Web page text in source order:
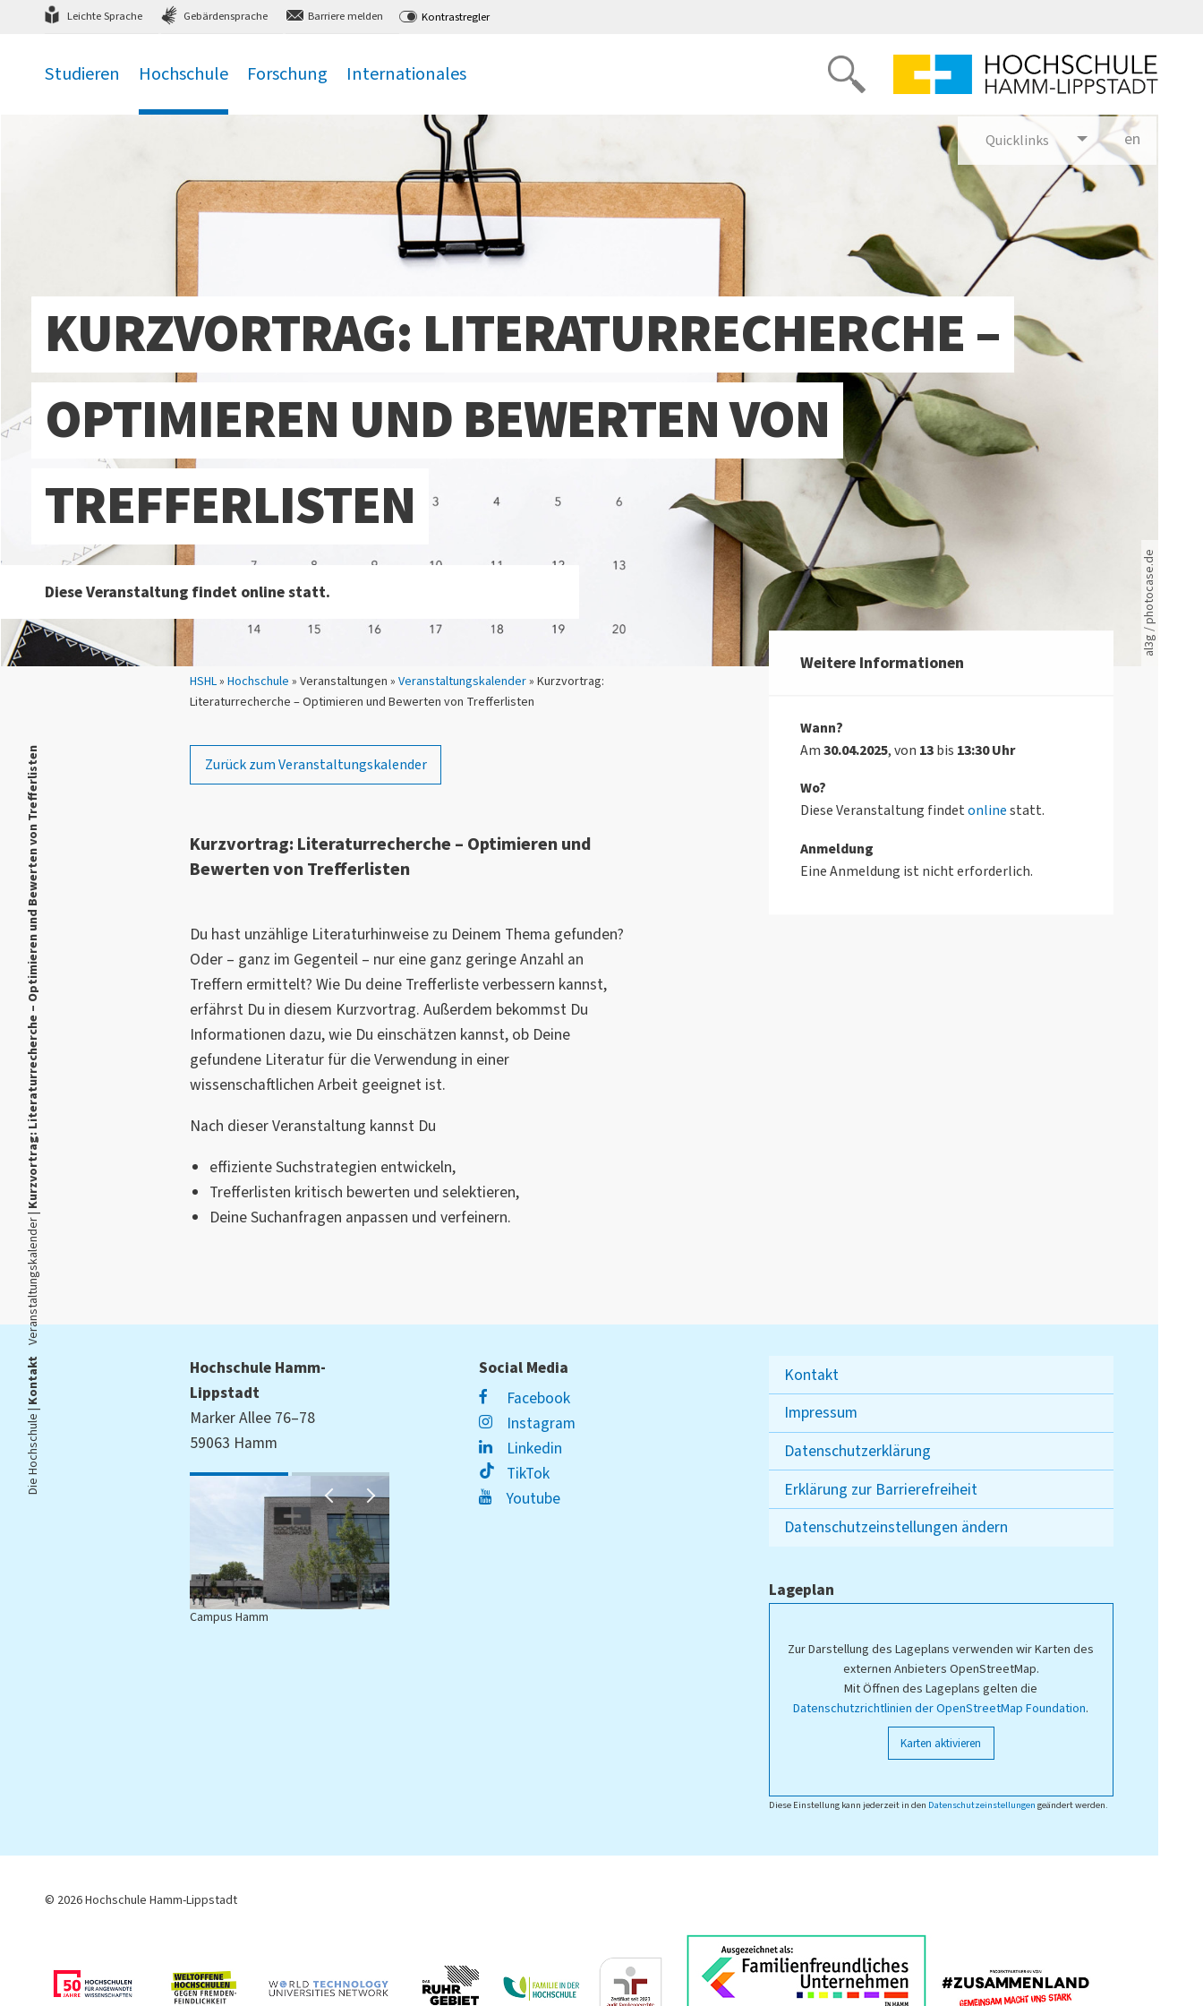
zum Hauptmenü zum Inhalt,
Leichte Sprache Gebärdensprache Barriere melden Kontrastregler
Studieren Hochschule Forschung Internationales
Quicklinks en
Sie sind hier:
HSHL» Hochschule » Veranstaltungen » Veranstaltungskalender» Kurzvortrag:
Literaturrecherche – Optimieren und Bewerten von Trefferlisten
Rote leere Sitzreihen
al3g / photocase.de
KURZVORTRAG: LITERATURRECHERCHE –
OPTIMIEREN UND BEWERTEN VON
TREFFERLISTEN
Diese Veranstaltung findet online statt.
Veranstaltungskalender |
Kurzvortrag: Literaturrecherche – Optimieren und Bewerten von Trefferlisten Zurück zum Veranstaltungskalender
Kurzvortrag: Literaturrecherche – Optimieren und
Bewerten von Trefferlisten
Du hast unzählige Literaturhinweise zu Deinem Thema gefunden?
Oder – ganz im Gegenteil – nur eine ganz geringe Anzahl an
Treffern ermittelt? Wie Du deine Trefferliste verbessern kannst,
erfährst Du in diesem Kurzvortrag. Außerdem bekommst Du
Informationen dazu, wie Du einschätzen kannst, ob Deine
gefundene Literatur für die Verwendung in einer
wissenschaftlichen Arbeit geeignet ist.
Nach dieser Veranstaltung kannst Du
effiziente Suchstrategien entwickeln,
Trefferlisten kritisch bewerten und selektieren,
Deine Suchanfragen anpassen und verfeinern.
Weitere Informationen
Wann?
Am30.04.2025, von 13bis 13:30 Uhr
Wo?
Diese Veranstaltung findetonlinestatt.
Anmeldung
Eine Anmeldung ist nicht erforderlich.
Die Hochschule |
Kontakt
Hochschule Hamm-
Lippstadt
Marker Allee 76–78
59063 Hamm
Campus Hamm
Social Media
Facebook
Instagram
Linkedin
TikTok
Youtube
Kontakt
Impressum
Datenschutzerklärung
Erklärung zur Barrierefreiheit
Datenschutzeinstellungen ändern
Lageplan
Zur Darstellung des Lageplans verwenden wir Karten des
externen Anbieters OpenStreetMap.
Mit Öffnen des Lageplans gelten die
Datenschutzrichtlinien der OpenStreetMap Foundation.
Karten aktivieren
Diese Einstellung kann jederzeit in den Datenschutzeinstellungen geändert werden.
© 2026 Hochschule Hamm-Lippstadt